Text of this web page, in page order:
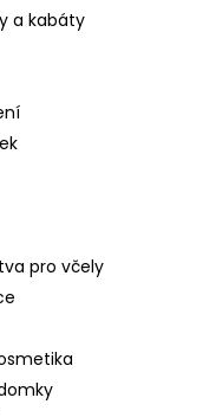
a kabáty
pro včely